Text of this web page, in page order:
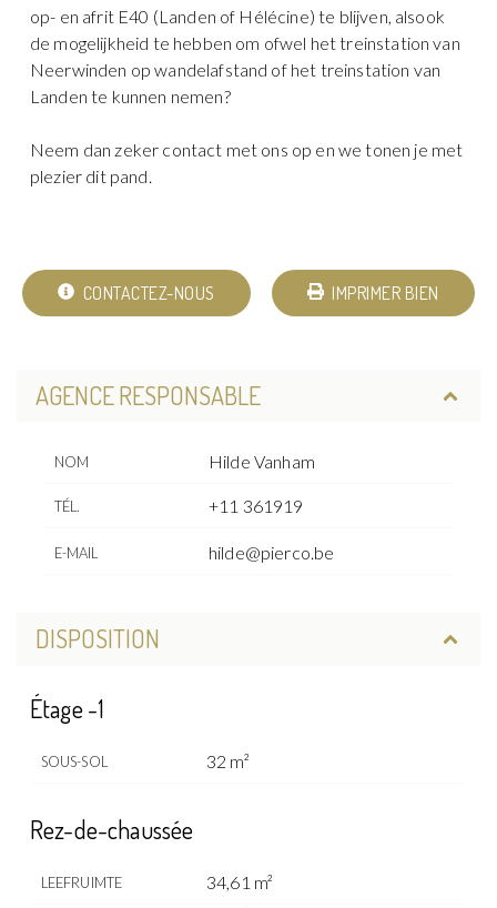
op- en afrit E40 (Landen of Hélécine) te blijven, alsook
de mogelijkheid te hebben om ofwel het treinstation van
Neerwinden op wandelafstand of het treinstation van
Landen te kunnen nemen?
Neem dan zeker contact met ons op en we tonen je met
plezier dit pand.
CONTACTEZ-NOUS IMPRIMER BIEN
AGENCE RESPONSABLE
NOM Hilde Vanham
TÉL. +11 361919
E-MAIL hilde@pierco.be
DISPOSITION
Étage -1
SOUS-SOL 32 m²
Rez-de-chaussée
LEEFRUIMTE
34,61 m²